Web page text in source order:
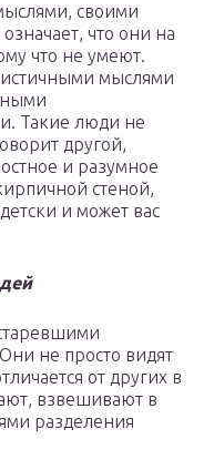
своими
что они на
что не умеют.
мыслями
Такие люди не
другой,
и разумное
стеной,
и может вас
не просто видят
от других в
взвешивают в
разделения